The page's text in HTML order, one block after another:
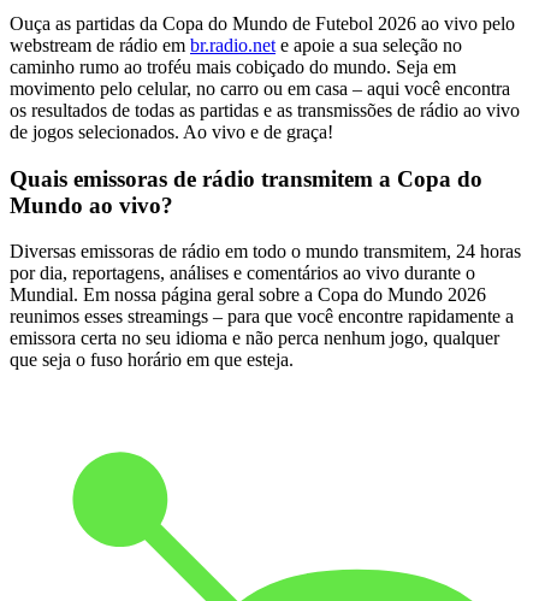
Ouça as partidas da Copa do Mundo de Futebol 2026 ao vivo pelo
webstream de rádio em br.radio.net e apoie a sua seleção no
caminho rumo ao troféu mais cobiçado do mundo. Seja em
movimento pelo celular, no carro ou em casa – aqui você encontra
os resultados de todas as partidas e as transmissões de rádio ao vivo
de jogos selecionados. Ao vivo e de graça!
Quais emissoras de rádio transmitem a Copa do
Mundo ao vivo?
Diversas emissoras de rádio em todo o mundo transmitem, 24 horas
por dia, reportagens, análises e comentários ao vivo durante o
Mundial. Em nossa página geral sobre a Copa do Mundo 2026
reunimos esses streamings – para que você encontre rapidamente a
emissora certa no seu idioma e não perca nenhum jogo, qualquer
que seja o fuso horário em que esteja.